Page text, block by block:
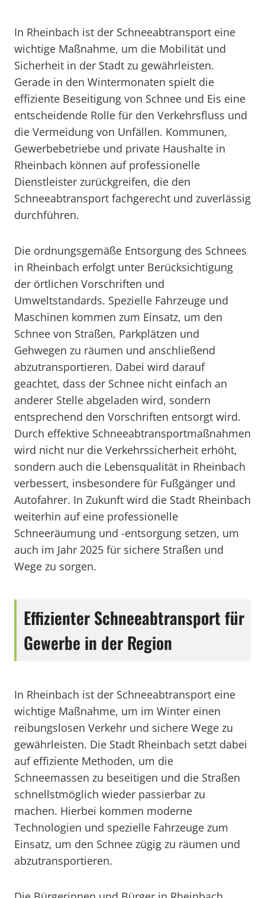
In Rheinbach ist der Schneeabtransport eine
wichtige Maßnahme, um die Mobilität und
Sicherheit in der Stadt zu gewährleisten.
Gerade in den Wintermonaten spielt die
effiziente Beseitigung von Schnee und Eis eine
entscheidende Rolle für den Verkehrsfluss und
die Vermeidung von Unfällen. Kommunen,
Gewerbebetriebe und private Haushalte in
Rheinbach können auf professionelle
Dienstleister zurückgreifen, die den
Schneeabtransport fachgerecht und zuverlässig
durchführen.
Die ordnungsgemäße Entsorgung des Schnees
in Rheinbach erfolgt unter Berücksichtigung
der örtlichen Vorschriften und
Umweltstandards. Spezielle Fahrzeuge und
Maschinen kommen zum Einsatz, um den
Schnee von Straßen, Parkplätzen und
Gehwegen zu räumen und anschließend
abzutransportieren. Dabei wird darauf
geachtet, dass der Schnee nicht einfach an
anderer Stelle abgeladen wird, sondern
entsprechend den Vorschriften entsorgt wird.
Durch effektive Schneeabtransportmaßnahmen
wird nicht nur die Verkehrssicherheit erhöht,
sondern auch die Lebensqualität in Rheinbach
verbessert, insbesondere für Fußgänger und
Autofahrer. In Zukunft wird die Stadt Rheinbach
weiterhin auf eine professionelle
Schneeräumung und -entsorgung setzen, um
auch im Jahr 2025 für sichere Straßen und
Wege zu sorgen.
Effizienter Schneeabtransport für
Gewerbe in der Region
In Rheinbach ist der Schneeabtransport eine
wichtige Maßnahme, um im Winter einen
reibungslosen Verkehr und sichere Wege zu
gewährleisten. Die Stadt Rheinbach setzt dabei
auf effiziente Methoden, um die
Schneemassen zu beseitigen und die Straßen
schnellstmöglich wieder passierbar zu
machen. Hierbei kommen moderne
Technologien und spezielle Fahrzeuge zum
Einsatz, um den Schnee zügig zu räumen und
abzutransportieren.